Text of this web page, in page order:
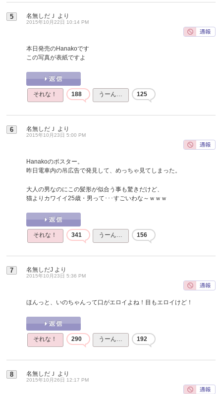
5 名無しだＪ より
2015年10月22日 10:14 PM
本日発売のHanakoです
この写真が表紙ですよ
それな！ 188 うーん… 125
6 名無しだＪ より
2015年10月23日 5:00 PM
Hanakoのポスター。
昨日電車内の吊広告で発見して、めっちゃ見てしまった。
大人の男なのにこの髪形が似合う事も驚きだけど、
猫よりカワイイ25歳・男って･･･すごいわな～ｗｗｗ
それな！ 341 うーん… 156
7 名無しだJ より
2015年10月23日 5:36 PM
ほんっと、いのちゃんって口がエロイよね！目もエロイけど！
それな！ 290 うーん… 192
8 名無しだＪ より
2015年10月26日 12:17 PM